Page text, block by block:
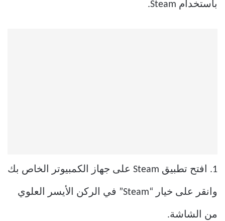
باستخدام Steam.
1. افتح تطبيق Steam على جهاز الكمبيوتر الخاص بك
وانقر على خيار “Steam” في الركن الأيسر العلوي
من الشاشة.